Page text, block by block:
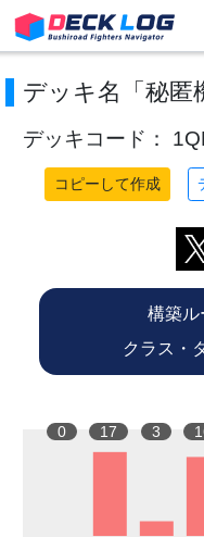
デッキ名「秘匿
デッキコード：
コピーして作成
構築ル
クラス・
0 17 3